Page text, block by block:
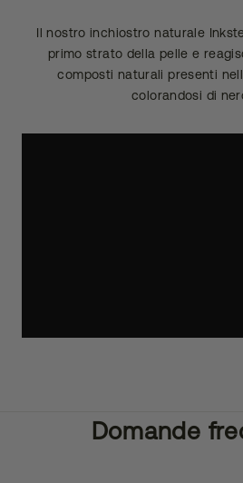
Il nostro inchiostro naturale
primo strato della pelle e
composti naturali presenti
colorandosi di
Domande